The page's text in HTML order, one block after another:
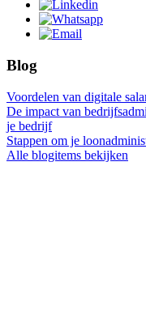
Blog
Voordelen van digitale
De impact van
je bedrijf
Stappen om je
Alle blogitems bekijken